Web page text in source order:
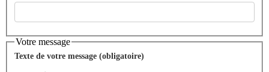
Votre message
Texte de votre message (obligatoire)